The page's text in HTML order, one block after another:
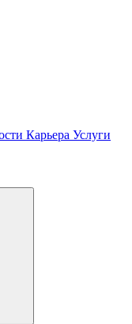
Карьера Услуги